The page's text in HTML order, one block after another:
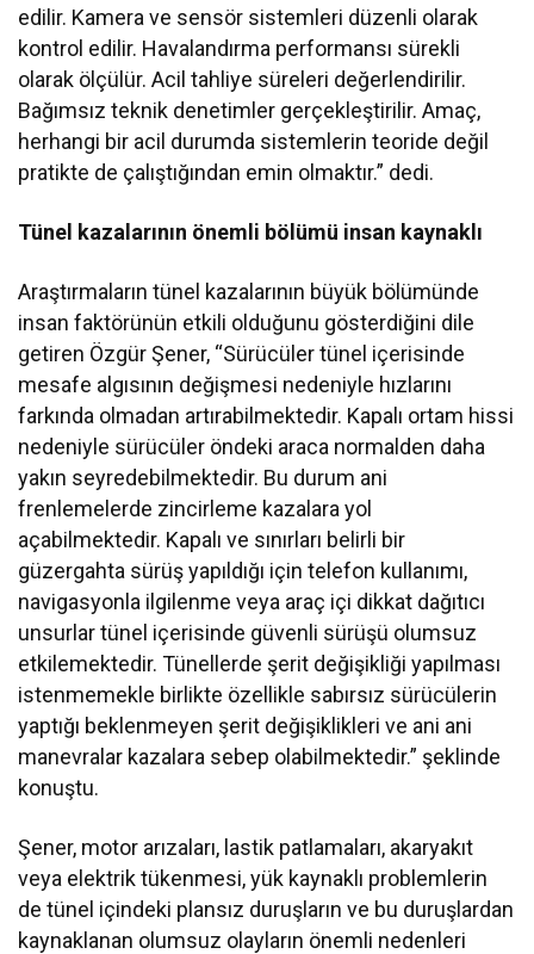
edilir. Kamera ve sensör sistemleri düzenli olarak
kontrol edilir. Havalandırma performansı sürekli
olarak ölçülür. Acil tahliye süreleri değerlendirilir.
Bağımsız teknik denetimler gerçekleştirilir. Amaç,
herhangi bir acil durumda sistemlerin teoride değil
pratikte de çalıştığından emin olmaktır.” dedi.
Tünel kazalarının önemli bölümü insan kaynaklı
Araştırmaların tünel kazalarının büyük bölümünde
insan faktörünün etkili olduğunu gösterdiğini dile
getiren Özgür Şener, “Sürücüler tünel içerisinde
mesafe algısının değişmesi nedeniyle hızlarını
farkında olmadan artırabilmektedir. Kapalı ortam hissi
nedeniyle sürücüler öndeki araca normalden daha
yakın seyredebilmektedir. Bu durum ani
frenlemelerde zincirleme kazalara yol
açabilmektedir. Kapalı ve sınırları belirli bir
güzergahta sürüş yapıldığı için telefon kullanımı,
navigasyonla ilgilenme veya araç içi dikkat dağıtıcı
unsurlar tünel içerisinde güvenli sürüşü olumsuz
etkilemektedir. Tünellerde şerit değişikliği yapılması
istenmemekle birlikte özellikle sabırsız sürücülerin
yaptığı beklenmeyen şerit değişiklikleri ve ani ani
manevralar kazalara sebep olabilmektedir.” şeklinde
konuştu.
Şener, motor arızaları, lastik patlamaları, akaryakıt
veya elektrik tükenmesi, yük kaynaklı problemlerin
de tünel içindeki plansız duruşların ve bu duruşlardan
kaynaklanan olumsuz olayların önemli nedenleri